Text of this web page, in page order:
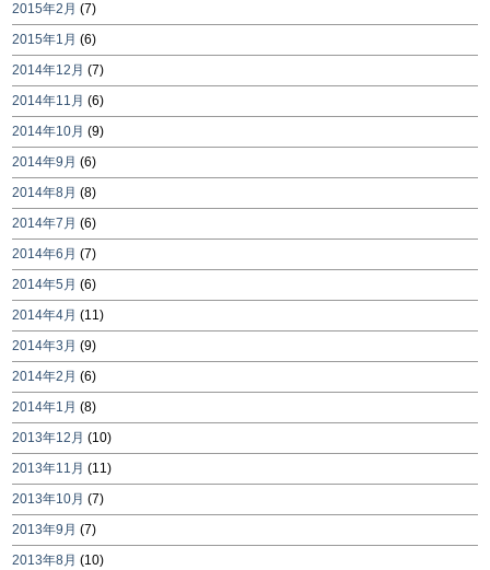
2015年2月 (7)
2015年1月 (6)
2014年12月 (7)
2014年11月 (6)
2014年10月 (9)
2014年9月 (6)
2014年8月 (8)
2014年7月 (6)
2014年6月 (7)
2014年5月 (6)
2014年4月 (11)
2014年3月 (9)
2014年2月 (6)
2014年1月 (8)
2013年12月 (10)
2013年11月 (11)
2013年10月 (7)
2013年9月 (7)
2013年8月 (10)